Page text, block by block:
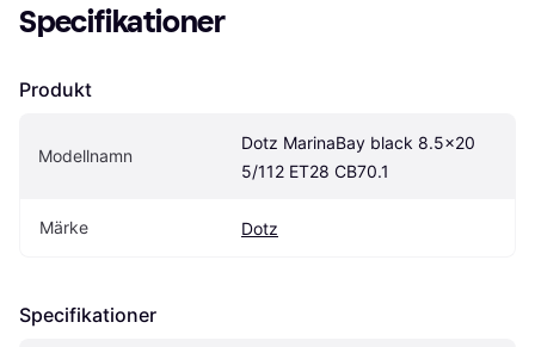
Specifikationer
Produkt
Modellnamn
Dotz MarinaBay black 8.5x20
5/112 ET28 CB70.1
Märke Dotz
Specifikationer